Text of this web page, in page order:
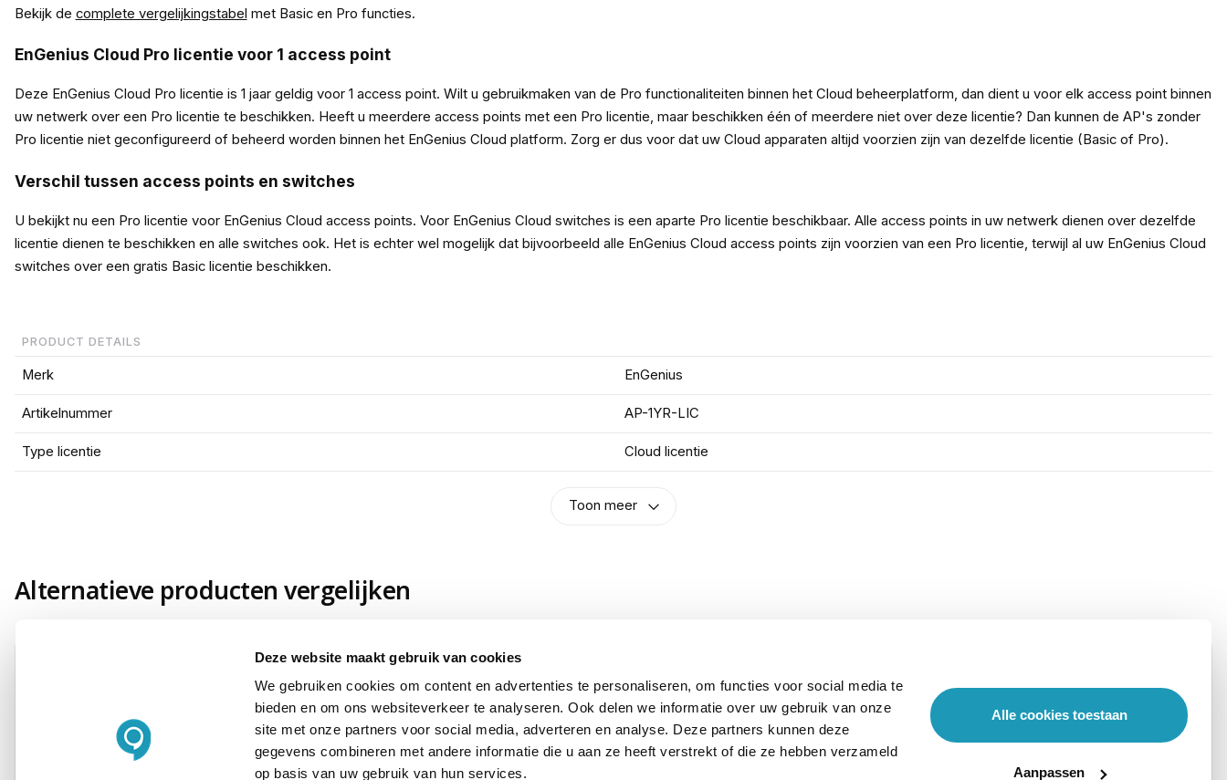
Deze website maakt gebruik van cookies
We gebruiken cookies om content en advertenties te personaliseren, om functies voor social media te
bieden en om ons websiteverkeer te analyseren. Ook delen we informatie over uw gebruik van onze
site met onze partners voor social media, adverteren en analyse. Deze partners kunnen deze
gegevens combineren met andere informatie die u aan ze heeft verstrekt of die ze hebben verzameld
op basis van uw gebruik van hun services.
Alle cookies toestaan
Aanpassen
Bekijk de complete vergelijkingstabel met Basic en Pro functies.
EnGenius Cloud Pro licentie voor 1 access point
Deze EnGenius Cloud Pro licentie is 1 jaar geldig voor 1 access point. Wilt u gebruikmaken van de Pro functionaliteiten binnen het Cloud beheerplatform, dan dient u voor elk access point binnen
uw netwerk over een Pro licentie te beschikken. Heeft u meerdere access points met een Pro licentie, maar beschikken één of meerdere niet over deze licentie? Dan kunnen de AP's zonder
Pro licentie niet geconfigureerd of beheerd worden binnen het EnGenius Cloud platform. Zorg er dus voor dat uw Cloud apparaten altijd voorzien zijn van dezelfde licentie (Basic of Pro).
Verschil tussen access points en switches
U bekijkt nu een Pro licentie voor EnGenius Cloud access points. Voor EnGenius Cloud switches is een aparte Pro licentie beschikbaar. Alle access points in uw netwerk dienen over dezelfde
licentie dienen te beschikken en alle switches ook. Het is echter wel mogelijk dat bijvoorbeeld alle EnGenius Cloud access points zijn voorzien van een Pro licentie, terwijl al uw EnGenius Cloud
switches over een gratis Basic licentie beschikken.
PRODUCT DETAILS
Merk EnGenius
Artikelnummer AP-1YR-LIC
Type licentie Cloud licentie
Toon meer
Alternatieve producten vergelijken